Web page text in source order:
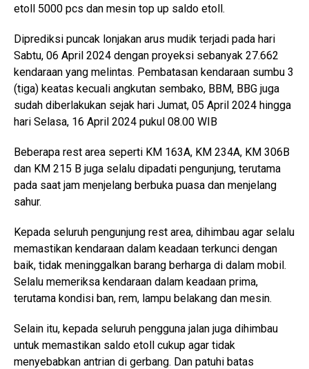
etoll 5000 pcs dan mesin top up saldo etoll.
Diprediksi puncak lonjakan arus mudik terjadi pada hari
Sabtu, 06 April 2024 dengan proyeksi sebanyak 27.662
kendaraan yang melintas. Pembatasan kendaraan sumbu 3
(tiga) keatas kecuali angkutan sembako, BBM, BBG juga
sudah diberlakukan sejak hari Jumat, 05 April 2024 hingga
hari Selasa, 16 April 2024 pukul 08.00 WIB
Beberapa rest area seperti KM 163A, KM 234A, KM 306B
dan KM 215 B juga selalu dipadati pengunjung, terutama
pada saat jam menjelang berbuka puasa dan menjelang
sahur.
Kepada seluruh pengunjung rest area, dihimbau agar selalu
memastikan kendaraan dalam keadaan terkunci dengan
baik, tidak meninggalkan barang berharga di dalam mobil.
Selalu memeriksa kendaraan dalam keadaan prima,
terutama kondisi ban, rem, lampu belakang dan mesin.
Selain itu, kepada seluruh pengguna jalan juga dihimbau
untuk memastikan saldo etoll cukup agar tidak
menyebabkan antrian di gerbang. Dan patuhi batas